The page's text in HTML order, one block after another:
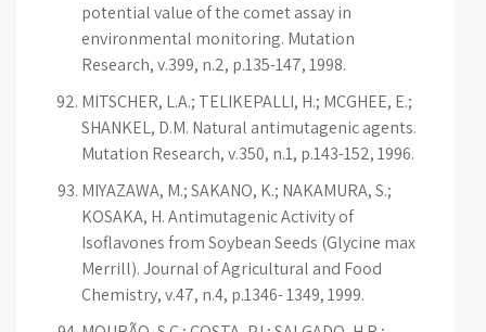
potential value of the comet assay in
environmental monitoring. Mutation
Research, v.399, n.2, p.135-147, 1998.
MITSCHER, L.A.; TELIKEPALLI, H.; MCGHEE, E.;
SHANKEL, D.M. Natural antimutagenic agents.
Mutation Research, v.350, n.1, p.143-152, 1996.
MIYAZAWA, M.; SAKANO, K.; NAKAMURA, S.;
KOSAKA, H. Antimutagenic Activity of
Isoflavones from Soybean Seeds (Glycine max
Merrill). Journal of Agricultural and Food
Chemistry, v.47, n.4, p.1346- 1349, 1999.